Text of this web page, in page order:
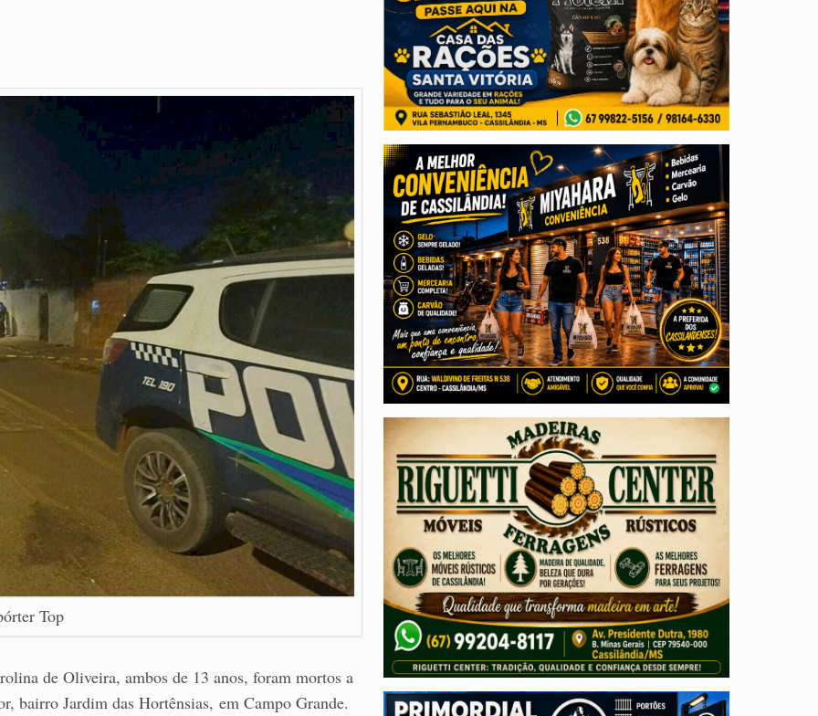
Top
de Oliveira, ambos de 13 anos, foram mortos a
bairro Jardim das Hortênsias, em Campo Grande.